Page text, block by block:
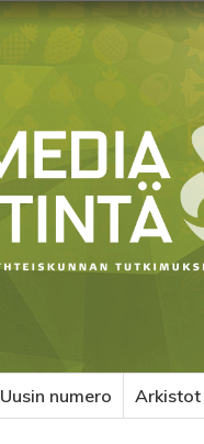
Uusin numero Arkistot